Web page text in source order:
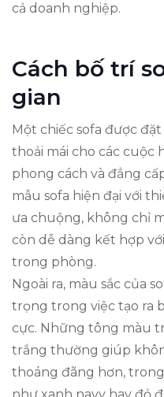
cả doanh nghiệp.
Cách bố trí
gian
Một chiếc sofa được
thoải mái cho các cuộc
phong cách và đẳng
mẫu sofa hiện đại với
ưa chuộng, không chỉ
còn dễ dàng kết hợp
trong phòng.
Ngoài ra, màu sắc của
trọng trong việc tạo ra
cực. Những tông màu
trắng thường giúp
thoáng đãng hơn,